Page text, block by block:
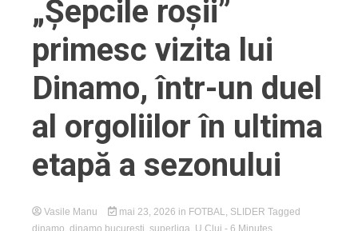
„Șepcile roșii”
primesc vizita lui
Dinamo, într-un duel
al orgoliilor în ultima
etapă a sezonului
Vasile Manu mai 23, 2026 in FOTBAL SLIDER Tagged
dinamo dinamo bucuresti superliga U Cluj - 6 Minutes